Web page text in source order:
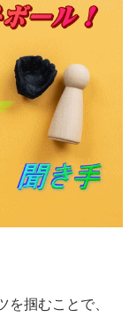
を掴むことで、